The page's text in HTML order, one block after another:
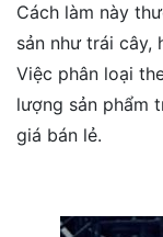
Cách làm này
sản như trái cây,
Việc phân loại
lượng sản phẩm
giá bán lẻ.